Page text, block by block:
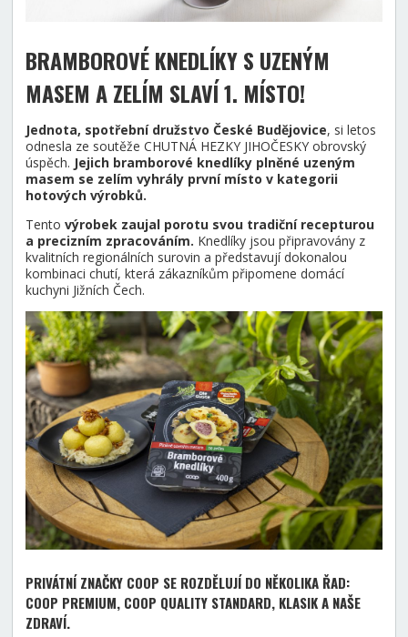
BRAMBOROVÉ KNEDLÍKY S UZENÝM
MASEM A ZELÍM SLAVÍ 1. MÍSTO!
Jednota, spotřební družstvo České Budějovice, si letos
odnesla ze soutěže CHUTNÁ HEZKY JIHOČESKY obrovský
úspěch. Jejich bramborové knedlíky plněné uzeným
masem se zelím vyhrály první místo v kategorii
hotových výrobků.
Tento výrobek zaujal porotu svou tradiční recepturou
a precizním zpracováním. Knedlíky jsou připravovány z
kvalitních regionálních surovin a představují dokonalou
kombinaci chutí, která zákazníkům připomene domácí
kuchyni Jižních Čech.
PRIVÁTNÍ ZNAČKY COOP SE ROZDĚLUJÍ DO NĚKOLIKA ŘAD:
COOP PREMIUM, COOP QUALITY STANDARD, KLASIK A NAŠE
ZDRAVÍ.